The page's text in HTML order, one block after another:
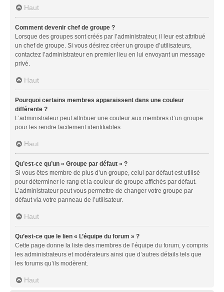
Haut
Comment devenir chef de groupe ?
Lorsque des groupes sont créés par l’administrateur, il leur est attribué
un chef de groupe. Si vous désirez créer un groupe d’utilisateurs,
contactez l’administrateur en premier lieu en lui envoyant un message
privé.
Haut
Pourquoi certains membres apparaissent dans une couleur
différente ?
L’administrateur peut attribuer une couleur aux membres d’un groupe
pour les rendre facilement identifiables.
Haut
Qu’est-ce qu’un « Groupe par défaut » ?
Si vous êtes membre de plus d’un groupe, celui par défaut est utilisé
pour déterminer le rang et la couleur de groupe affichés par défaut.
L’administrateur peut vous permettre de changer votre groupe par
défaut via votre panneau de l’utilisateur.
Haut
Qu’est-ce que le lien « L’équipe du forum » ?
Cette page donne la liste des membres de l’équipe du forum, y compris
les administrateurs et modérateurs ainsi que d’autres détails tels que
les forums qu’ils modèrent.
Haut